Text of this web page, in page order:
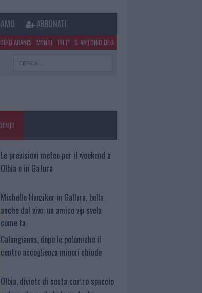
ABBONATI
ARANCI MONTI TELTI S. ANTONIO DI G.
Le previsioni meteo per il weekend a
Olbia e in Gallura
Michelle Hunziker in Gallura, bella
anche dal vivo: un amico vip svela
come fa
Calangianus, dopo le polemiche il
centro accoglienza minori chiude
Olbia, divieto di sosta contro spaccio